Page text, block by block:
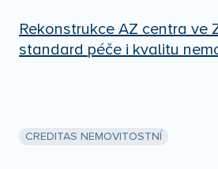
Rekonstrukce AZ centra ve
standard péče i kvalitu
CREDITAS NEMOVITOSTNÍ